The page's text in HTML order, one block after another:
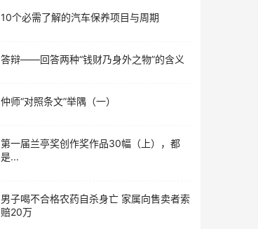
10个必需了解的汽车保养项目与周期
答辩——回答两种“钱财乃身外之物”的含义
仲师“对照条文”举隅（一）
第一届兰亭奖创作奖作品30幅（上），都
是...
男子喝不合格农药自杀身亡 家属向售卖者索
赔20万